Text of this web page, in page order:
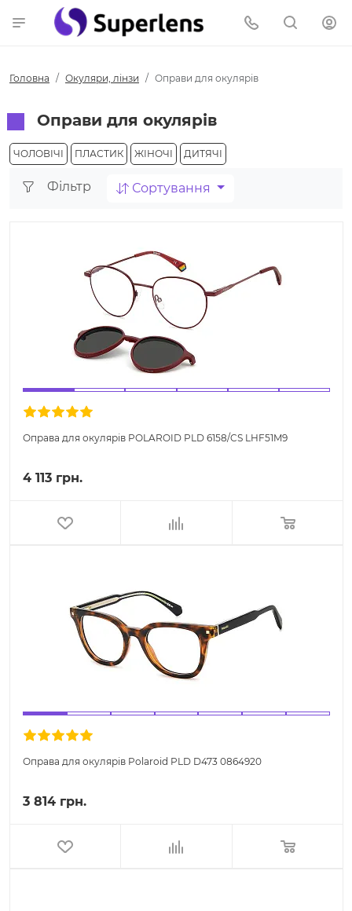
Головна Окуляри, лінзи Оправи для окулярів
Оправи для окулярів
ЧОЛОВІЧІ ПЛАСТИК ЖІНОЧІ ДИТЯЧІ
Фільтр Сортування
Оправа для окулярів POLAROID PLD 6158/CS LHF51M9
4 113 грн.
Оправа для окулярів Polaroid PLD D473 0864920
3 814 грн.